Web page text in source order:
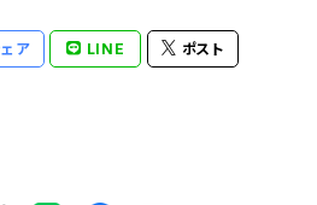
ア LINE ポスト